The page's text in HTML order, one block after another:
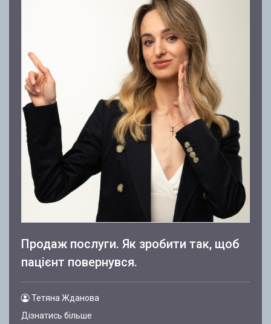
Продаж послуги. Як зробити так, щоб
пацієнт повернувся.
Тетяна Жданова
Дізнатись більше